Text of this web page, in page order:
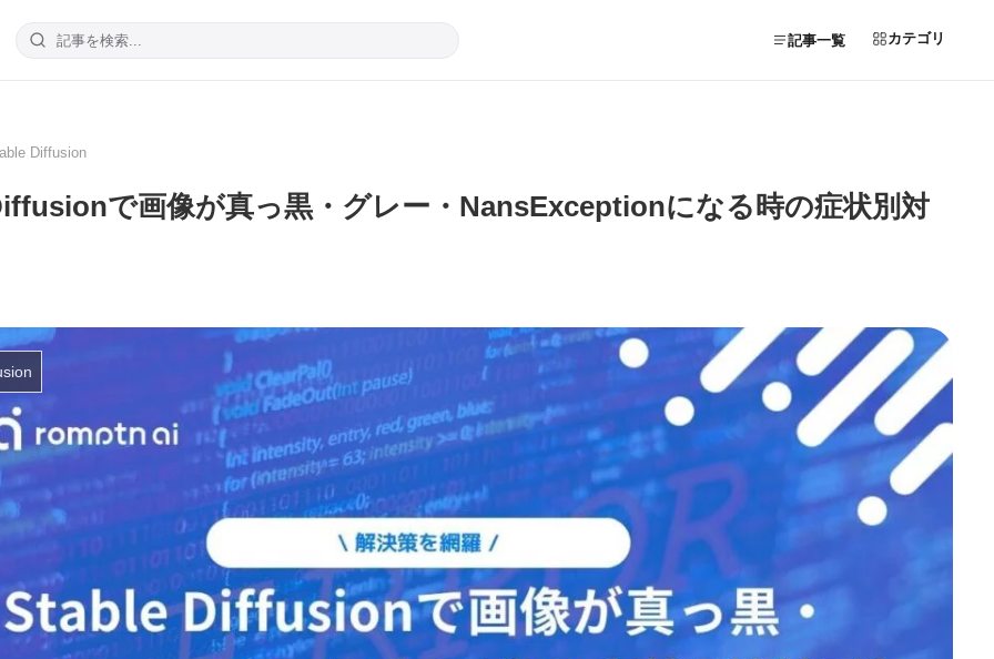
記事一覧 カテゴリ
Diffusion
で画像が真っ黒・グレー・NansExceptionになる時の症状別対